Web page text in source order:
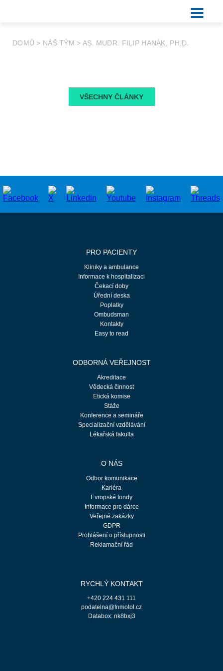
DOMŮ > NÁŠ TÝM > AS. MUDR. FILIP HANÁK, PH.D.
VŠECHNY ČLÁNKY
PRO PACIENTY
Kliniky a ambulance
Informace k hospitalizaci
Čekací doby
Úřední deska
Poplatky
Ombudsman
Kontakty
Easy to read
ODBORNÁ VEŘEJNOST
Akreditace
Vědecká činnost
Etická komise
Stáže
Konference a semináře
Specializační vzdělávání
Lékařská fakulta
O NÁS
Odbor komunikace
Kariéra
Evropské fondy
Informace pro dárce
Veřejné zakázky
GDPR
Prohlášení o přístupnosti
Reklamační řád
RYCHLÝ KONTAKT
+420 224 431 111
podatelna@fnmotol.cz
Databox: nk8bxj3